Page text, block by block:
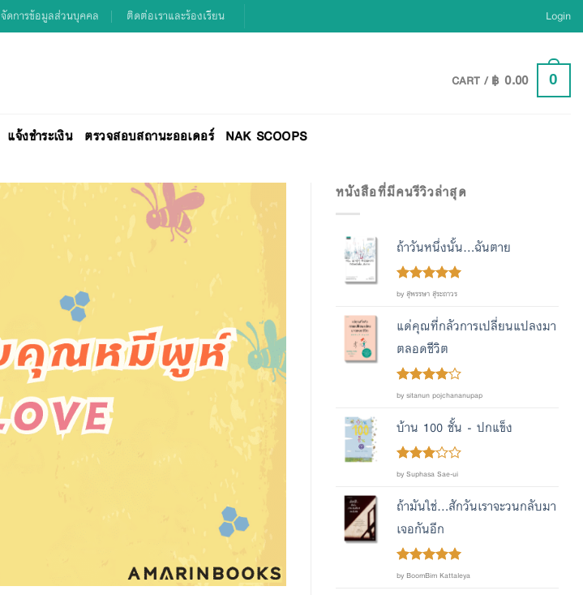
จัดการข้อมูลส่วนบุคคล ติดต่อเราและร้องเรียน Login
CART /฿ 0.00 0
แจ้งชำระเงิน ตรวจสอบสถานะออเดอร์ NAK SCOOPS
หนังสือที่มีคนรีวิวล่าสุด
ถ้าวันหนึ่งนั้น...ฉันตาย
Rated 5out
by สุพรรษา สุระถาวร
แด่คุณที่กลัวการเปลี่ยนแปลงมา
ตลอดชีวิต
Rated4
by sitanun pojchananupap
บ้าน 100 ชั้น - ปกแข็ง
Rated
of 5
by Suphasa Sae-ui
ถ้ามันใช่...สักวันเราจะวนกลับมา
เจอกันอีก
Rated5 out
by BoomBim Kattaleya